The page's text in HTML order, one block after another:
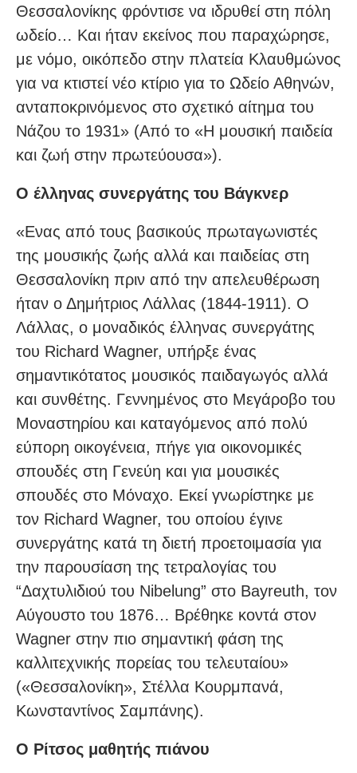
Θεσσαλονίκης φρόντισε να ιδρυθεί στη πόλη
ωδείο… Και ήταν εκείνος που παραχώρησε,
με νόμο, οικόπεδο στην πλατεία Κλαυθμώνος
για να κτιστεί νέο κτίριο για το Ωδείο Αθηνών,
ανταποκρινόμενος στο σχετικό αίτημα του
Νάζου το 1931» (Από το «Η μουσική παιδεία
και ζωή στην πρωτεύουσα»).
Ο έλληνας συνεργάτης του Βάγκνερ
«Ενας από τους βασικούς πρωταγωνιστές
της μουσικής ζωής αλλά και παιδείας στη
Θεσσαλονίκη πριν από την απελευθέρωση
ήταν ο Δημήτριος Λάλλας (1844-1911). Ο
Λάλλας, ο μοναδικός έλληνας συνεργάτης
του Richard Wagner, υπήρξε ένας
σημαντικότατος μουσικός παιδαγωγός αλλά
και συνθέτης. Γεννημένος στο Μεγάροβο του
Μοναστηρίου και καταγόμενος από πολύ
εύπορη οικογένεια, πήγε για οικονομικές
σπουδές στη Γενεύη και για μουσικές
σπουδές στο Μόναχο. Εκεί γνωρίστηκε με
τον Richard Wagner, του οποίου έγινε
συνεργάτης κατά τη διετή προετοιμασία για
την παρουσίαση της τετραλογίας του
“Δαχτυλιδιού του Nibelung” στο Bayreuth, τον
Αύγουστο του 1876… Βρέθηκε κοντά στον
Wagner στην πιο σημαντική φάση της
καλλιτεχνικής πορείας του τελευταίου»
(«Θεσσαλονίκη», Στέλλα Κουρμπανά,
Κωνσταντίνος Σαμπάνης).
Ο Ρίτσος μαθητής πιάνου